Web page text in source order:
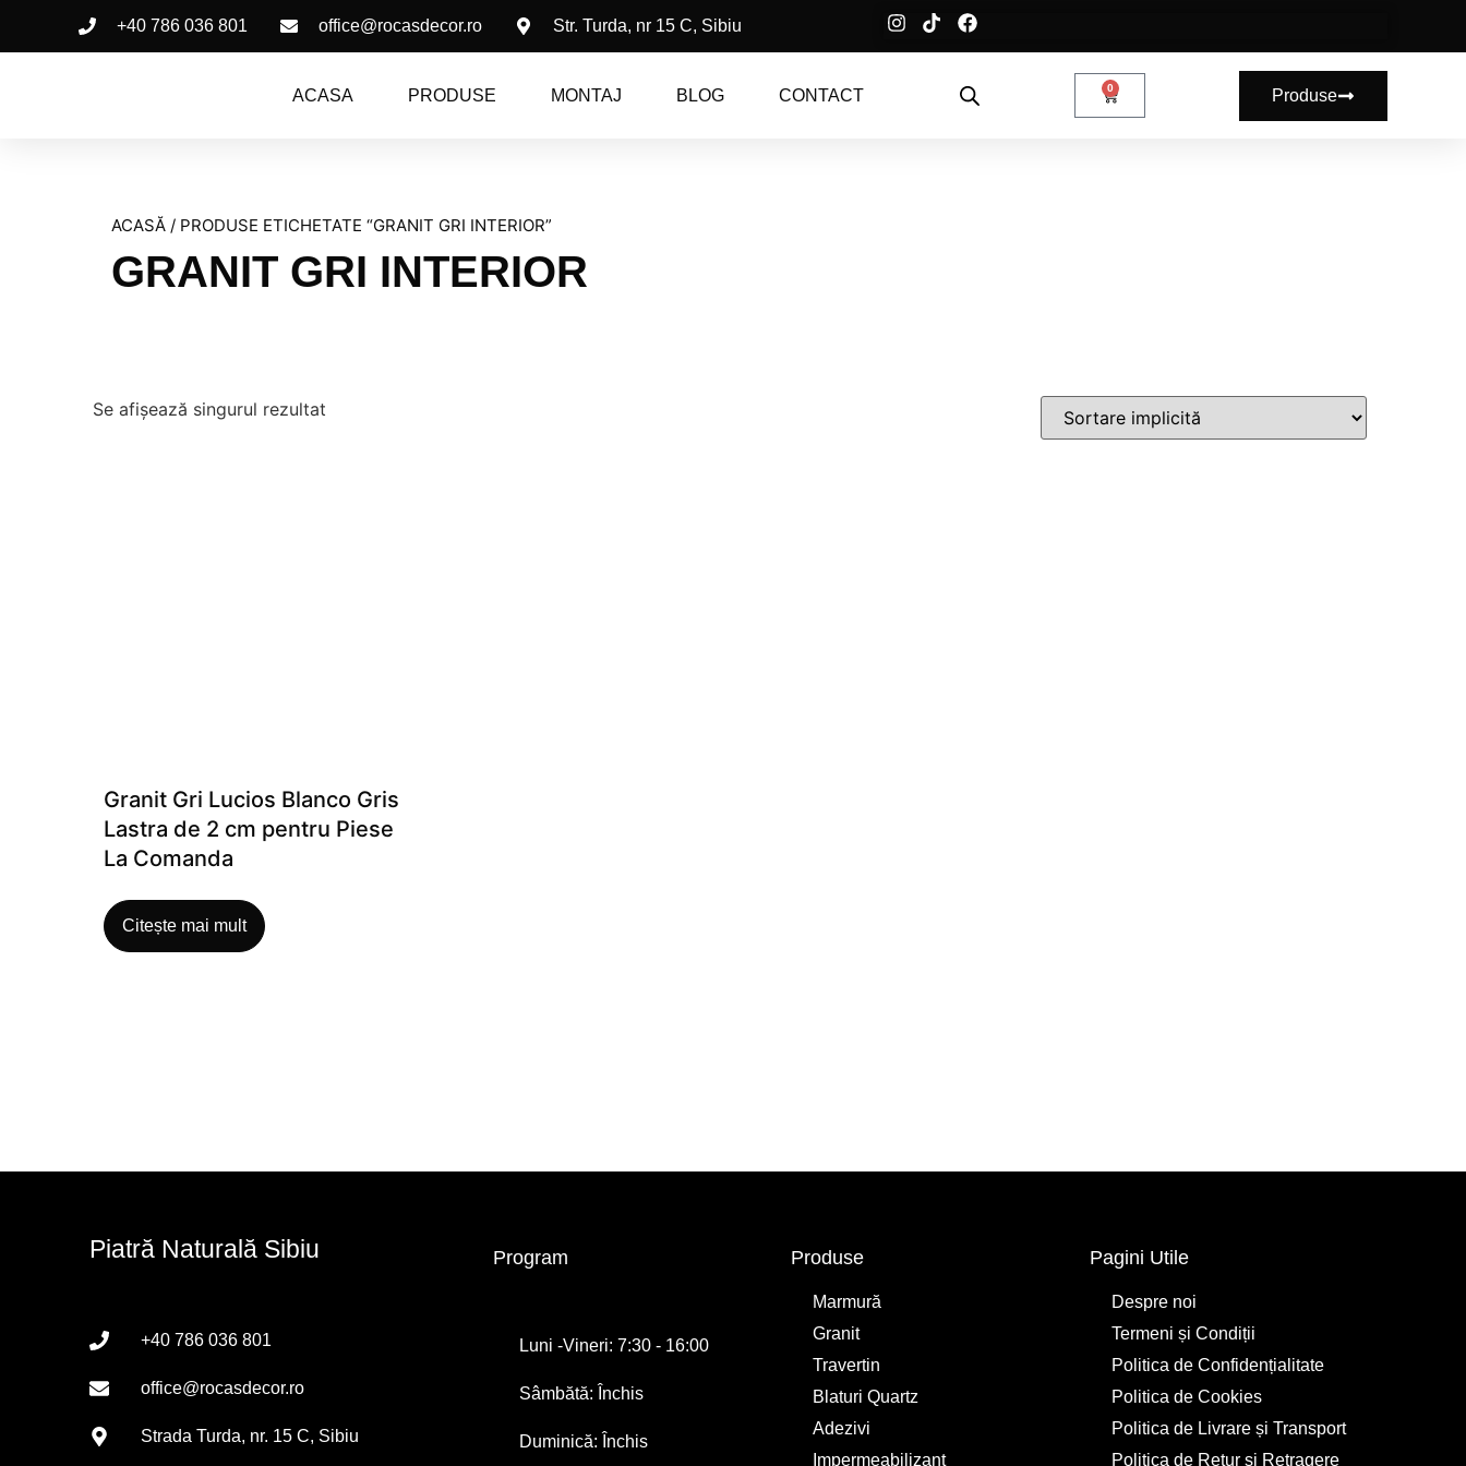
+40 786 036 801 office@rocasdecor.ro Str. Turda, nr 15 C, Sibiu
ACASA PRODUSE MONTAJ BLOG CONTACT 0 Produse
ACASĂ / PRODUSE ETICHETATE “GRANIT GRI INTERIOR”
GRANIT GRI INTERIOR
Se afișează singurul rezultat
Granit Gri Lucios Blanco Gris
Lastra de 2 cm pentru Piese
La Comanda
Citește mai mult
Piatră Naturală Sibiu
+40 786 036 801
office@rocasdecor.ro
Strada Turda, nr. 15 C, Sibiu
Program
Luni -Vineri: 7:30 - 16:00
Sâmbătă: Închis
Duminică: Închis
Produse
Marmură
Granit
Travertin
Blaturi Quartz
Adezivi
Impermeabilizant
Pagini Utile
Despre noi
Termeni și Condiții
Politica de Confidențialitate
Politica de Cookies
Politica de Livrare și Transport
Politica de Retur și Retragere